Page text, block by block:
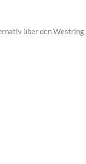
über den Westring